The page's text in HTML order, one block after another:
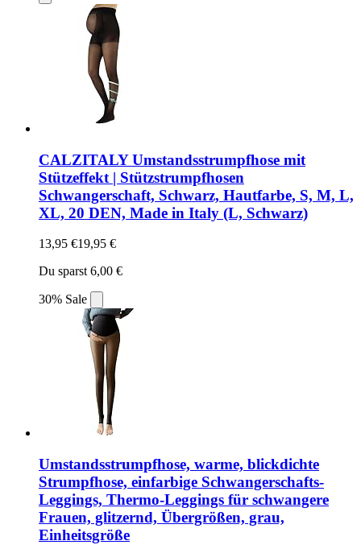
CALZITALY Umstandsstrumpfhose mit
Stützeffekt | Stützstrumpfhosen
Schwangerschaft, Schwarz, Hautfarbe, S, M, L,
XL, 20 DEN, Made in Italy (L, Schwarz)
13,95 €19,95 €
Du sparst 6,00 €
30% Sale
Umstandsstrumpfhose, warme, blickdichte
Strumpfhose, einfarbige Schwangerschafts-
Leggings, Thermo-Leggings für schwangere
Frauen, glitzernd, Übergrößen, grau,
Einheitsgröße